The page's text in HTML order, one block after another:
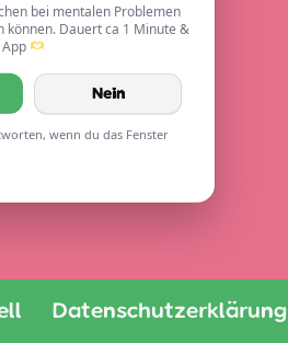
Datenschutzerklärung
bei mentalen Problemen
können. Dauert ca 1 Minute &
Nein
wenn du das Fenster